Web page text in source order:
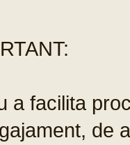
a facilita
de